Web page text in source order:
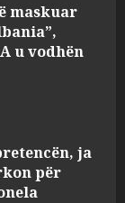
maskuar
u vodhën
ja
për